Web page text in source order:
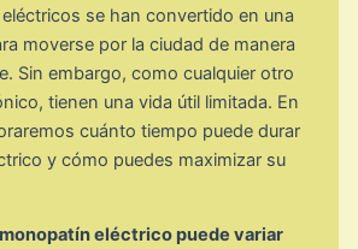
se han convertido en una
moverse por la ciudad de manera
Sin embargo, como cualquier otro
tienen una vida útil limitada. En
cuánto tiempo puede durar
y cómo puedes maximizar su
eléctrico puede variar